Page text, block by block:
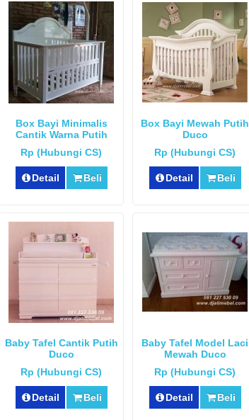
Box Bayi Minimalis
Cantik Warna Putih
Rp (Hubungi CS)
Detail Beli
Box Bayi Mewah Putih
Duco
Rp (Hubungi CS)
Detail Beli
Baby Tafel Cantik Putih
Duco
Rp (Hubungi CS)
Detail Beli
Baby Tafel Model Laci
Mewah Duco
Rp (Hubungi CS)
Detail Beli